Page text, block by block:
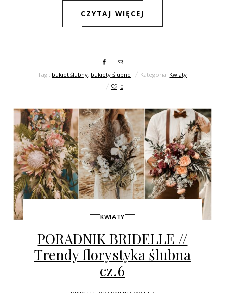
CZYTAJ WIĘCEJ
Tagi: bukiet ślubny, bukiety ślubne Kategoria: Kwiaty
0
KWIATY
PORADNIK BRIDELLE //
Trendy florystyka ślubna
cz.6